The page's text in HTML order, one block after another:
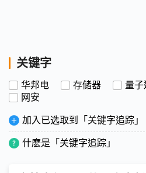
关键字
华邦电 存储器 量子
网安
加入已选取到「关键字追踪」
什麽是「关键字追踪」